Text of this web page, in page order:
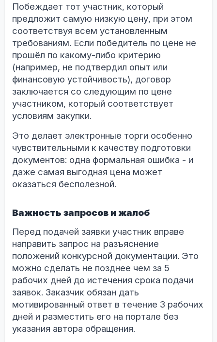
Побеждает тот участник, который
предложит самую низкую цену, при этом
соответствуя всем установленным
требованиям. Если победитель по цене не
прошёл по какому-либо критерию
(например, не подтвердил опыт или
финансовую устойчивость), договор
заключается со следующим по цене
участником, который соответствует
условиям закупки.
Это делает электронные торги особенно
чувствительными к качеству подготовки
документов: одна формальная ошибка - и
даже самая выгодная цена может
оказаться бесполезной.
Важность запросов и жалоб
Перед подачей заявки участник вправе
направить запрос на разъяснение
положений конкурсной документации. Это
можно сделать не позднее чем за 5
рабочих дней до истечения срока подачи
заявок. Заказчик обязан дать
мотивированный ответ в течение 3 рабочих
дней и разместить его на портале без
указания автора обращения.